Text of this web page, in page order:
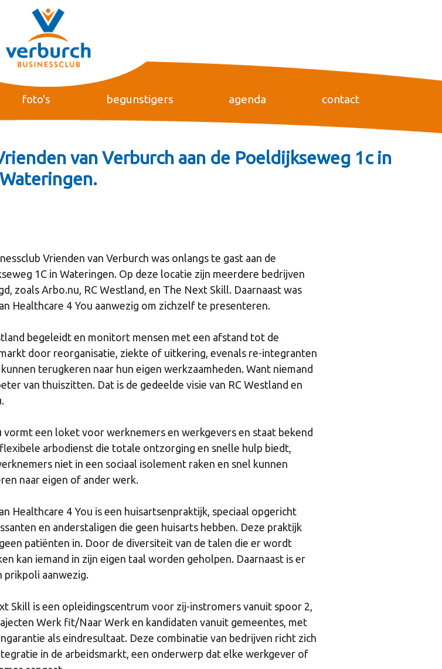
foto's begunstigers agenda contact
van Verburch aan de Poeldijkseweg 1c in
Wateringen.
Vrienden van Verburch was onlangs te gast aan de
1C in Wateringen. Op deze locatie zijn meerdere bedrijven
zoals Arbo.nu, RC Westland, en The Next Skill. Daarnaast was
Healthcare 4 You aanwezig om zichzelf te presenteren.
begeleidt en monitort mensen met een afstand tot de
door reorganisatie, ziekte of uitkering, evenals re-integranten
terugkeren naar hun eigen werkzaamheden. Want niemand
van thuiszitten. Dat is de gedeelde visie van RC Westland en
vormt een loket voor werknemers en werkgevers en staat bekend
arbodienst die totale ontzorging en snelle hulp biedt,
niet in een sociaal isolement raken en snel kunnen
naar eigen of ander werk.
Healthcare 4 You is een huisartsenpraktijk, speciaal opgericht
en anderstaligen die geen huisarts hebben. Deze praktijk
patiënten in. Door de diversiteit van de talen die er wordt
kan iemand in zijn eigen taal worden geholpen. Daarnaast is er
prikpoli aanwezig.
Skill is een opleidingscentrum voor zij-instromers vanuit spoor 2,
Werk fit/Naar Werk en kandidaten vanuit gemeentes, met
als eindresultaat. Deze combinatie van bedrijven richt zich
in de arbeidsmarkt, een onderwerp dat elke werkgever of